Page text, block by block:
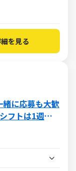
を見る
緒に応募も大歓
フトは1週間
理なく働けま
そろってます